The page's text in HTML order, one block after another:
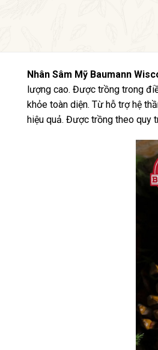
Nhân Sâm Mỹ Baumann
lượng cao. Được trồng trong
khỏe toàn diện. Từ hỗ trợ hệ
hiệu quả. Được trồng theo quy